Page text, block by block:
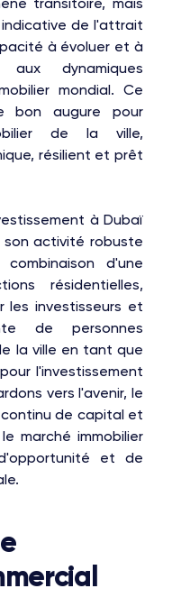
de l'attrait
à évoluer et à
aux dynamiques
mondial. Ce
bon augure pour
de la ville,
résilient et prêt
à Dubaï
activité robuste
d'une
résidentielles,
les investisseurs et
de personnes
la ville en tant que
l'investissement
vers l'avenir, le
de capital et
marché immobilier
et de